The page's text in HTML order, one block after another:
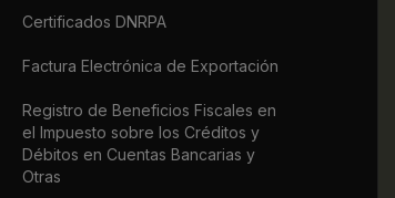
Certificados DNRPA
Factura Electrónica de Exportación
Registro de Beneficios Fiscales en
el Impuesto sobre los Créditos y
Débitos en Cuentas Bancarias y
Otras